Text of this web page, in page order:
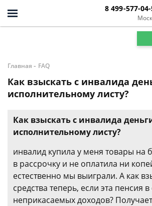
8 499-577-
Главная - FAQ
Как взыскать с инвалида
исполнительному листу?
Как взыскать с инвалида
исполнительному листу?
инвалид купила у меня товары на
в рассрочку и не оплатила ни
естественно мы выиграли. А как
средства теперь, если эта пенсия в
неприкасаемых доходов?